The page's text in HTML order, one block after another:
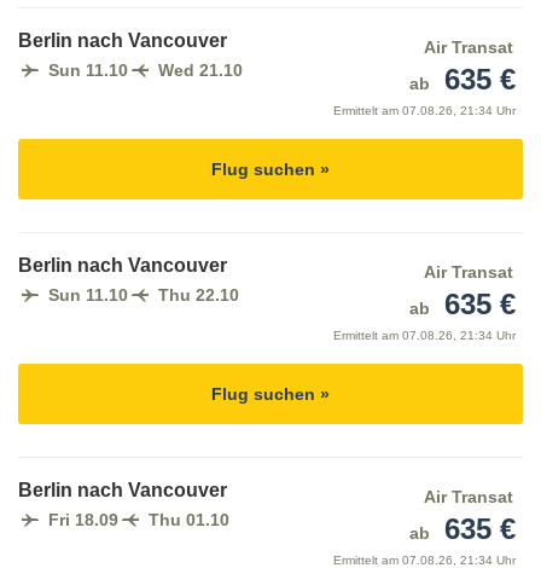
Berlin nach Vancouver
Sun 11.10 Wed 21.10
Air Transat
ab
635 €
Ermittelt am 07.08.26, 21:34 Uhr
Flug suchen »
Berlin nach Vancouver
Sun 11.10 Thu 22.10
Air Transat
ab
635 €
Ermittelt am 07.08.26, 21:34 Uhr
Flug suchen »
Berlin nach Vancouver
Fri 18.09 Thu 01.10
Air Transat
ab
635 €
Ermittelt am 07.08.26, 21:34 Uhr